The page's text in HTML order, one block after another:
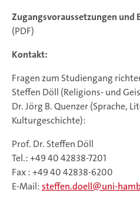
Zugangsvoraussetzungen und
(PDF)
Kontakt:
Fragen zum Studiengang
Steffen Döll (Religions- und
Dr. Jörg B. Quenzer (Sprache,
Kulturgeschichte):
Prof. Dr. Steffen Döll
Tel.: +49 40 42838-7201
Fax : +49 40 42838-6200
E-Mail:steffen.doell
uni-